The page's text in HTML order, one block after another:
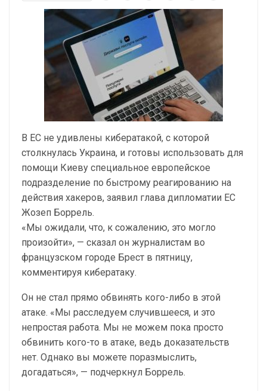
В ЕС не удивлены кибератакой, с которой
столкнулась Украина, и готовы использовать для
помощи Киеву специальное европейское
подразделение по быстрому реагированию на
действия хакеров, заявил глава дипломатии ЕС
Жозеп Боррель.
«Мы ожидали, что, к сожалению, это могло
произойти», — сказал он журналистам во
французском городе Брест в пятницу,
комментируя кибератаку.
Он не стал прямо обвинять кого-либо в этой
атаке. «Мы расследуем случившееся, и это
непростая работа. Мы не можем пока просто
обвинить кого-то в атаке, ведь доказательств
нет. Однако вы можете поразмыслить,
догадаться», — подчеркнул Боррель.